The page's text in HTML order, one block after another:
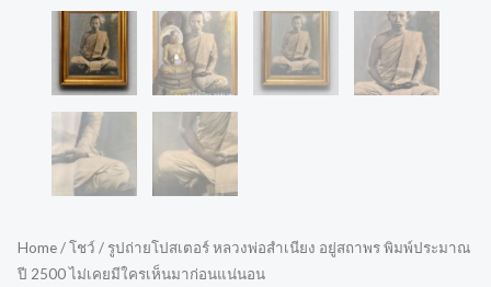
Home/โชว์ / รูปถ่ายโปสเตอร์ หลวงพ่อสำเนียง อยู่สถาพร พิมพ์ประมาณ
ปี 2500 ไม่เคยมีใครเห็นมาก่อนแน่นอน